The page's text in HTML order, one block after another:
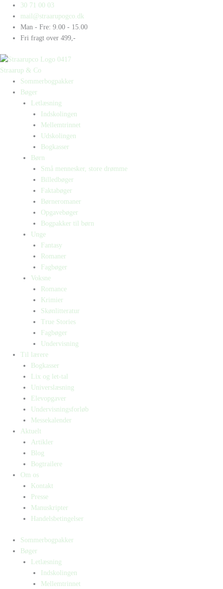
indholdet
30 71 00 03
mail@straarupogco.dk
Man - Fre: 9.00 - 15.00
Fri fragt over 499,-
Straarup & Co
Sommerbogpakker
Bøger
Letlæsning
Indskolingen
Mellemtrinnet
Udskolingen
Bogkasser
Børn
Små mennesker, store drømme
Billedbøger
Faktabøger
Børneromaner
Opgavebøger
Bogpakker til børn
Unge
Fantasy
Romaner
Fagbøger
Voksne
Romance
Krimier
Skønlitteratur
True Stories
Fagbøger
Undervisning
Til lærere
Bogkasser
Lix og let-tal
Universlæsning
Elevopgaver
Undervisningsforløb
Messekalender
Aktuelt
Artikler
Blog
Bogtrailere
Om os
Kontakt
Presse
Manuskripter
Handelsbetingelser
Sommerbogpakker
Bøger
Letlæsning
Indskolingen
Mellemtrinnet
Products
search
Products
search
Fiske
i
lommen